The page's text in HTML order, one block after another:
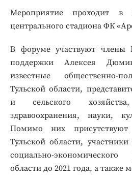
Мероприятие проходит в
центрального стадиона ФК
В форуме участвуют члены
поддержки Алексея
известные общественно-
Тульской области,
и сельского
здравоохранения, науки,
Помимо них присутствуют
Тульской области,
социально-
области до 2021 года, а также